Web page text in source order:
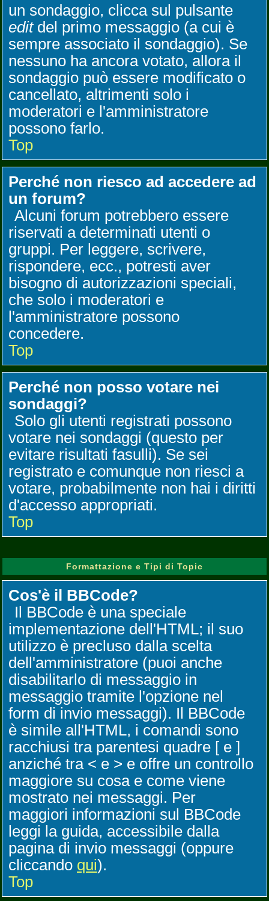
un sondaggio, clicca sul pulsante
editdel primo messaggio (a cui è
sempre associato il sondaggio). Se
nessuno ha ancora votato, allora il
sondaggio può essere modificato o
cancellato, altrimenti solo i
moderatori e l'amministratore
possono farlo.
Top
Perché non riesco ad accedere ad
un forum?
Alcuni forum potrebbero essere
riservati a determinati utenti o
gruppi. Per leggere, scrivere,
rispondere, ecc., potresti aver
bisogno di autorizzazioni speciali,
che solo i moderatori e
l'amministratore possono
concedere.
Top
Perché non posso votare nei
sondaggi?
Solo gli utenti registrati possono
votare nei sondaggi (questo per
evitare risultati fasulli). Se sei
registrato e comunque non riesci a
votare, probabilmente non hai i diritti
d'accesso appropriati.
Top
Formattazione e Tipi di Topic
Cos'è il BBCode?
Il BBCode è una speciale
implementazione dell'HTML; il suo
utilizzo è precluso dalla scelta
dell'amministratore (puoi anche
disabilitarlo di messaggio in
messaggio tramite l'opzione nel
form di invio messaggi). Il BBCode
è simile all'HTML, i comandi sono
racchiusi tra parentesi quadre [ e ]
anziché tra < e > e offre un controllo
maggiore su cosa e come viene
mostrato nei messaggi. Per
maggiori informazioni sul BBCode
leggi la guida, accessibile dalla
pagina di invio messaggi (oppure
cliccando qui).
Top